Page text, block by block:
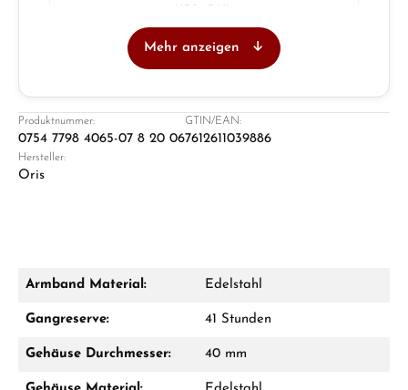
Ladengeschäft in Solingen
Damon Reiners
Mehr anzeigen
Produktnummer:
0754 7798 4065-07 8 20 06
GTIN/EAN:
7612611039886
Hersteller:
Oris
Armband Material: Edelstahl
Gangreserve: 41 Stunden
Gehäuse Durchmesser: 40 mm